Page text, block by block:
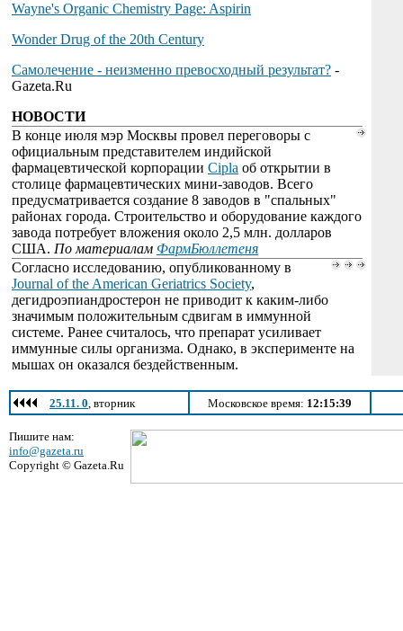
Wayne's Organic Chemistry Page: Aspirin
Wonder Drug of the 20th Century
Самолечение - неизменно превосходный результат? -
Gazeta.Ru
НОВОСТИ
В конце июля мэр Москвы провел переговоры с
официальным представителем индийской
фармацевтической корпорации Cipla об открытии в
столице фармацевтических мини-заводов. Всего
предусматривается создание 8 заводов в "спальных"
районах города. Строительство и оборудование каждого
завода потребует вложения около 2,5 млн. долларов
США. По материалам ФармБюллетеня
Согласно исследованию, опубликованному в
Journal of the American Geriatrics Society,
дегидроэпиандростерон не приводит к каким-либо
значимым положительным сдвигам в иммунной
системе. Ранее считалось, что препарат усиливает
иммунные силы организма. Однако, в эксперименте на
мышах он оказался бездейственным.
25.11. 0, вторник Московское время: 12:15:39
Пишите нам:
info@gazeta.ru
Copyright © Gazeta.Ru